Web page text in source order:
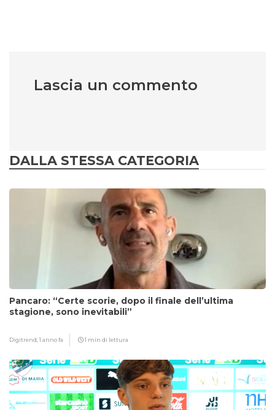
Lascia un commento
DALLA STESSA CATEGORIA
Pancaro: “Certe scorie, dopo il finale dell’ultima
stagione, sono inevitabili”
Digitrend,1 anno fa 1 min di lettura